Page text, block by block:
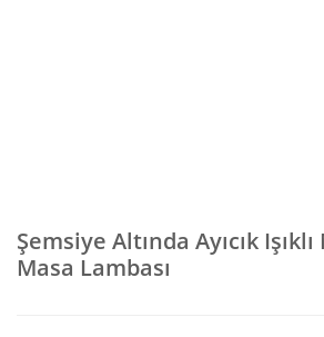
Şemsiye Altında Ayıcık
Masa Lambası